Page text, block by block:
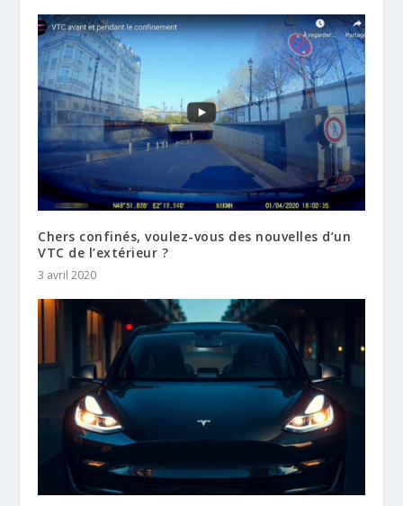
Chers confinés, voulez-vous des nouvelles d’un
VTC de l’extérieur ?
3 avril 2020